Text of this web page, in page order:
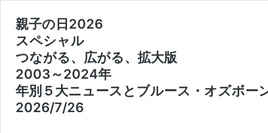
親子の日2026
スペシャル
つながる、広がる、拡大版
2003～2024年
年別５大ニュースとブルース・オズボー
2026/7/26